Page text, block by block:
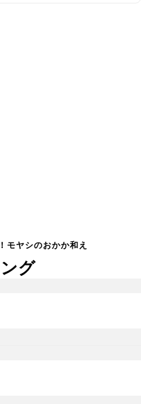
なるべくお早めにお召
モヤシのおかか和え
グ